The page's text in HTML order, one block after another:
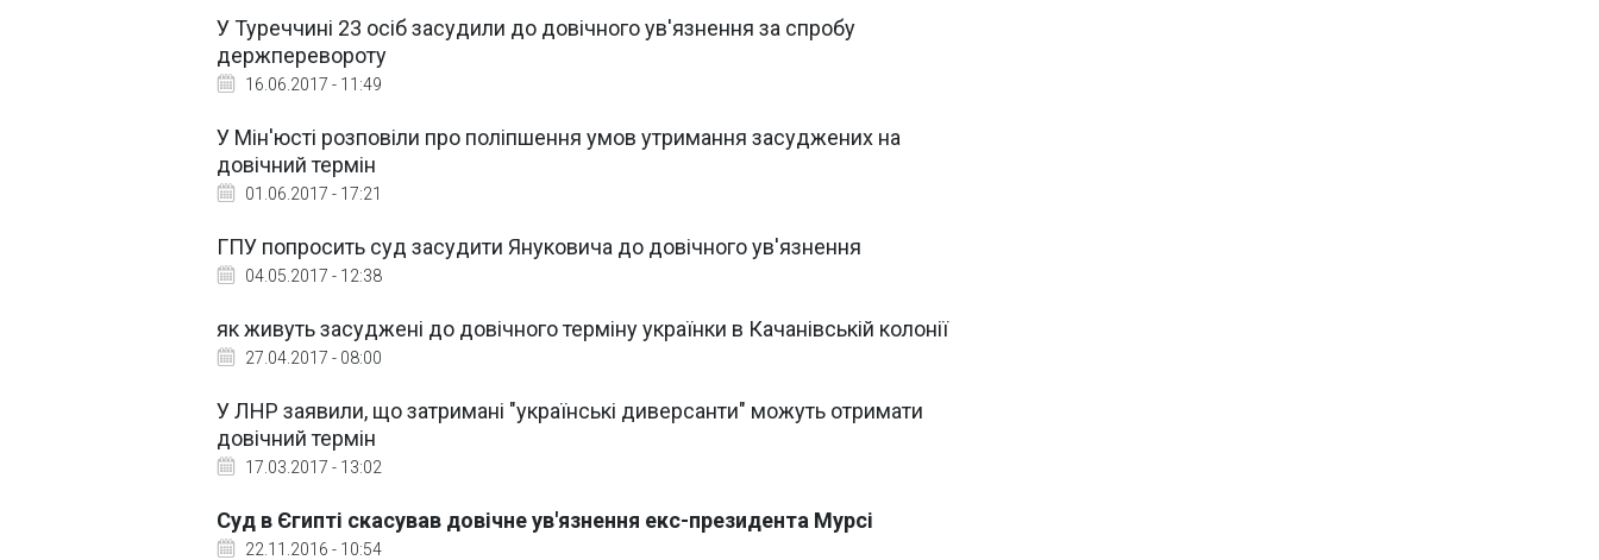
У Туреччині 23 осіб засудили до довічного ув'язнення за спробу
держперевороту
16.06.2017 - 11:49
У Мін'юсті розповіли про поліпшення умов утримання засуджених на
довічний термін
01.06.2017 - 17:21
ГПУ попросить суд засудити Януковича до довічного ув'язнення
04.05.2017 - 12:38
як живуть засуджені до довічного терміну українки в Качанівській колонії
27.04.2017 - 08:00
У ЛНР заявили, що затримані "українські диверсанти" можуть отримати
довічний термін
17.03.2017 - 13:02
Суд в Єгипті скасував довічне ув'язнення екс-президента Мурсі
22.11.2016 - 10:54